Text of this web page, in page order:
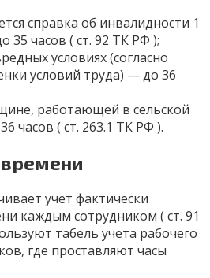
справка об инвалидности 1
35 часов ( ст. 92 ТК РФ );
условиях (согласно
условий труда) — до 36
работающей в сельской
часов ( ст. 263.1 ТК РФ ).
учет фактически
каждым сотрудником ( ст. 91
табель учета рабочего
где проставляют часы